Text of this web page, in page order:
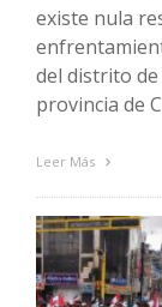
existe nula
del distrito
provincia de
Leer Más